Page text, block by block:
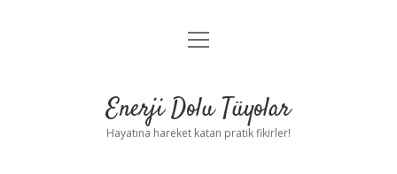
Anasayfa
Yasal Uyarı
menüyü
Enerji Dolu Tüyolar
Hayatına hareket katan pratik fikirler!